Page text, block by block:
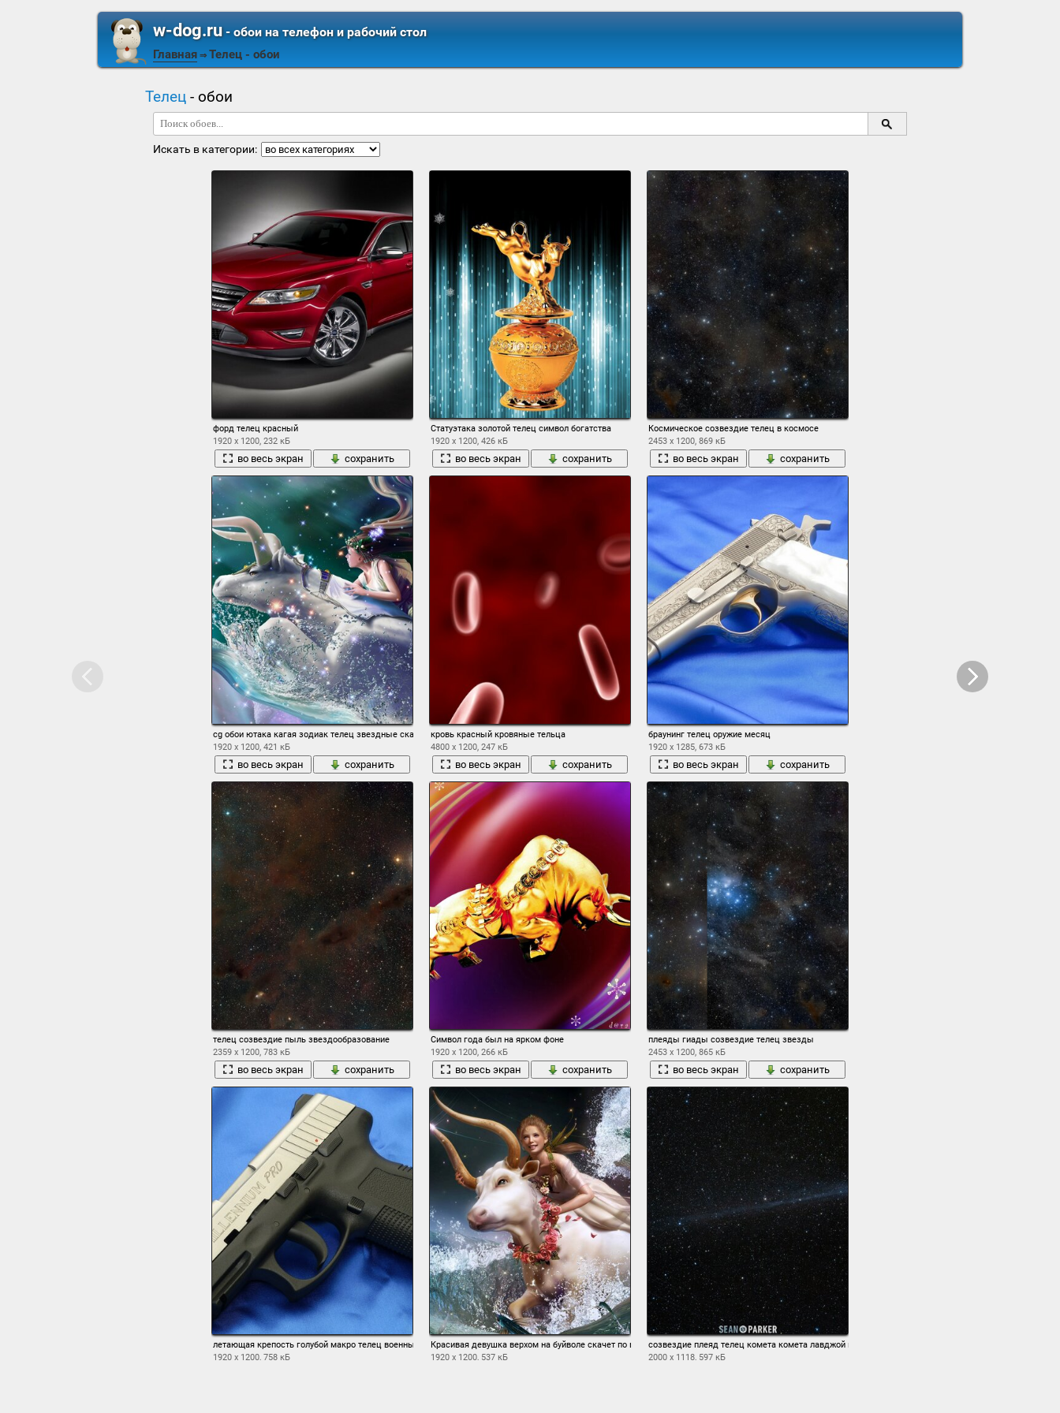
w-dog.ru- обои на телефон и рабочий стол
Главная ⇒ Телец - обои
Телец- обои
Искать в категории:
форд телец красный
1920 x 1200, 232 кБ
во весь экран сохранить
Статуэтака золотой телец символ богатства
1920 x 1200, 426 кБ
во весь экран сохранить
Космическое созвездие телец в космосе
2453 x 1200, 869 кБ
во весь экран сохранить
cg обои ютака кагая зодиак телец звездные сказки звезды полет мечты фэнтези ютака кагайя созвездие девушка европа зевс бык венок диадема плеяды волны брызги
1920 x 1200, 421 кБ
во весь экран сохранить
кровь красный кровяные тельца
4800 x 1200, 247 кБ
во весь экран сохранить
браунинг телец оружие месяц
1920 x 1285, 673 кБ
во весь экран сохранить
телец созвездие пыль звездообразование
2359 x 1200, 783 кБ
во весь экран сохранить
Символ года был на ярком фоне
1920 x 1200, 266 кБ
во весь экран сохранить
плеяды гиады созвездие телец звезды
2453 x 1200, 865 кБ
во весь экран сохранить
летающая крепость голубой макро телец военные
1920 x 1200, 758 кБ
Красивая девушка верхом на буйволе скачет по волнам
1920 x 1200, 537 кБ
созвездие плеяд телец комета комета лавджой ночь звезды
2000 x 1118, 597 кБ